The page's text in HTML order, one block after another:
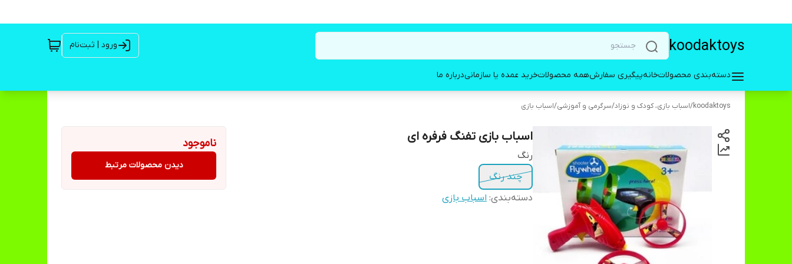
koodaktoys ورود | ثبت‌نام
دسته‌بندی محصولاتخانهپیگیری سفارشهمه محصولاتخرید عمده یا سازمانیدرباره ما
koodaktoys
/اسباب بازی، کودک و نوزاد/سرگرمی و آموزشی/اسباب بازی
اسباب بازی تفنگ فرفره ای
رنگ
چند رنگ
دسته‌بندی: اسباب بازی
ناموجود
دیدن محصولات مرتبط